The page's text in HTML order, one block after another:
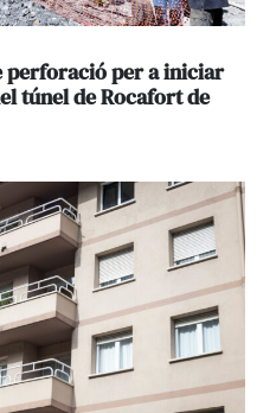
perforació per a iniciar
túnel de Rocafort de